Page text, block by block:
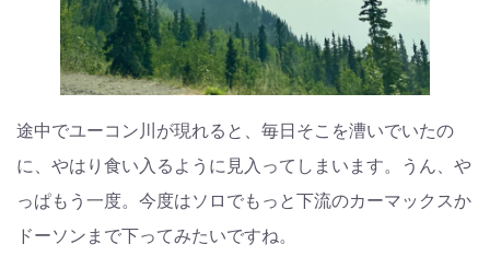
途中でユーコン川が現れると、毎日そこを漕いでいたの
に、やはり食い入るように見入ってしまいます。うん、や
っぱもう一度。今度はソロでもっと下流のカーマックスか
ドーソンまで下ってみたいですね。